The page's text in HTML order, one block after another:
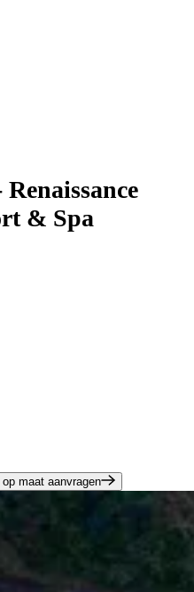
& Spa
maat aanvragen